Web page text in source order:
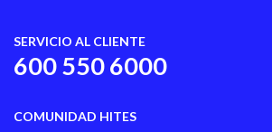
SERVICIO AL CLIENTE
600 550 6000
COMUNIDAD HITES